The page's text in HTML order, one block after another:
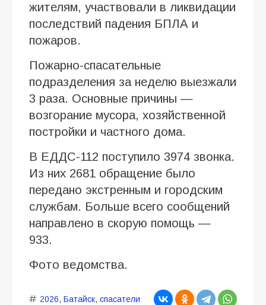
жителям, участвовали в ликвидации
последствий падения БПЛА и
пожаров.
Пожарно-спасательные
подразделения за неделю выезжали
3 раза. Основные причины —
возгорание мусора, хозяйственной
постройки и частного дома.
В ЕДДС-112 поступило 3974 звонка.
Из них 2681 обращение было
передано экстренным и городским
службам. Больше всего сообщений
направлено в скорую помощь —
933.
Фото ведомства.
2026, Батайск, спасатели